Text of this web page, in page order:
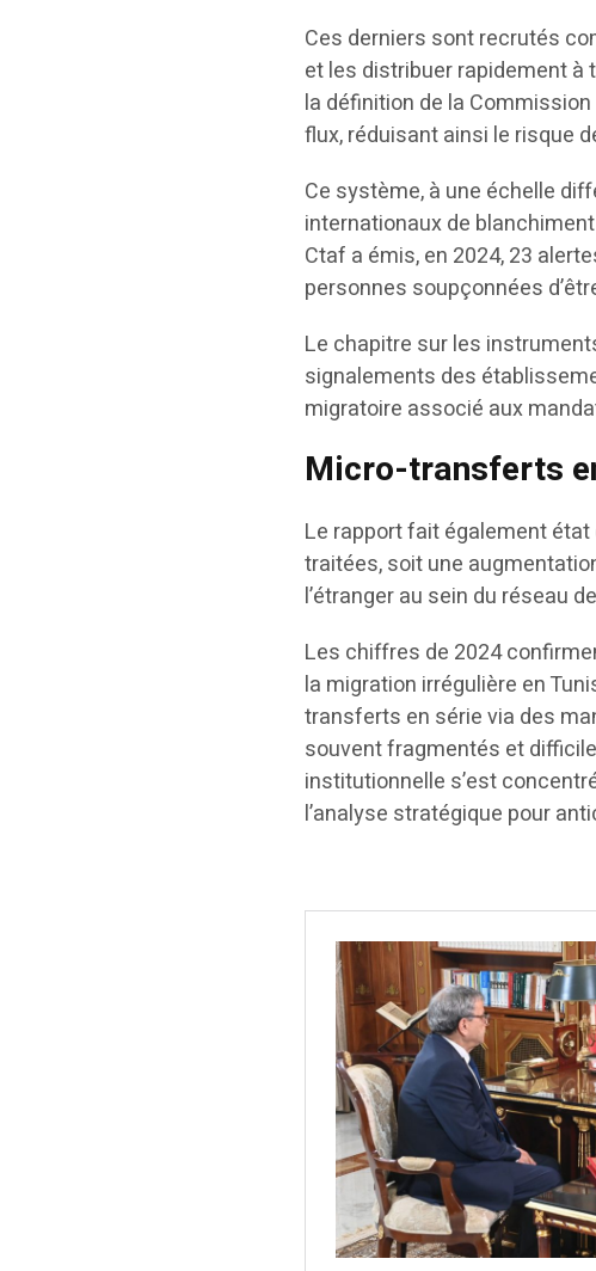
Ces derniers sont recrutés
et les distribuer rapidement à
la définition de la
flux, réduisant ainsi le risque
Ce système, à une échelle
internationaux de
Ctaf a émis, en 2024, 23
personnes soupçonnées
Le chapitre sur les
signalements des
migratoire associé aux
Micro-transferts
Le rapport fait également
traitées, soit une
l’étranger au sein du réseau
Les chiffres de 2024
la migration irrégulière en
transferts en série via des
souvent fragmentés et
institutionnelle s’est
l’analyse stratégique pour